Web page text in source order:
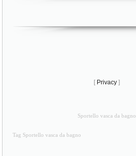
[ Privacy ]
Sportello vasca da bagno
Tag Sportello vasca da bagno